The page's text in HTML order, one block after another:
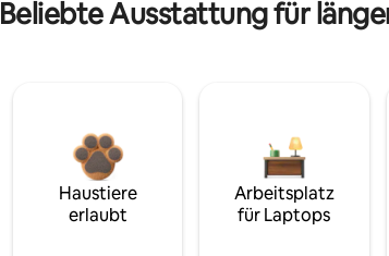
Beliebte Ausstattung für
Haustiere
erlaubt
Arbeitsplatz
für Laptops